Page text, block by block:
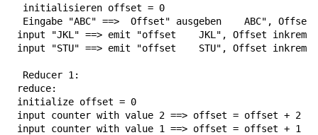
  initialisieren offset = 0
  Eingabe "ABC" ==>  Offset" ausgeben
ABC", Offset
input "JKL" ==> emit "offset
JKL", Offset
input "STU" ==> emit "offset
STU", Offset
  Reducer 1:
reduce:
initialize offset = 0
input counter with value 2 ==> offset = offset + 2
input counter with value 1 ==> offset = offset + 1 //